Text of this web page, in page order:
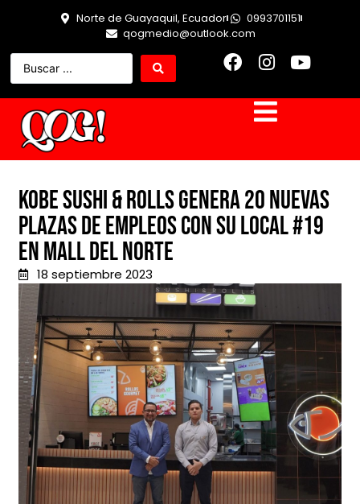
Norte de Guayaquil, Ecuador
0993701151
qogmedio@outlook.com
Kobe Sushi & Rolls genera 20 nuevas
plazas de empleos con su local #19
en Mall del Norte
18 septiembre 2023